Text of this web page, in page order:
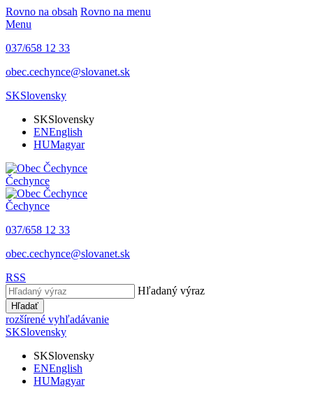
Rovno na obsah Rovno na menu
Menu
037/658 12 33
obec.cechynce@slovanet.sk
SKSlovensky
SKSlovensky
ENEnglish
HUMagyar
Čechynce
Čechynce
037/658 12 33
obec.cechynce@slovanet.sk
RSS
Hľadaný výraz
Hľadať
rozšírené vyhľadávanie
SKSlovensky
SKSlovensky
ENEnglish
HUMagyar